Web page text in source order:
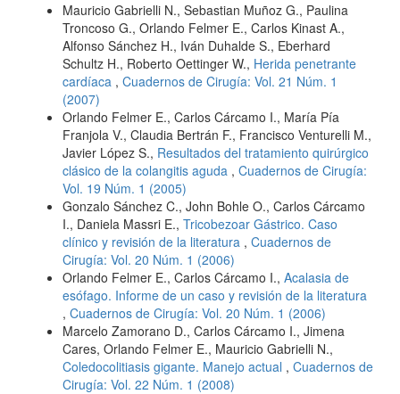
Mauricio Gabrielli N., Sebastian Muñoz G., Paulina
Troncoso G., Orlando Felmer E., Carlos Kinast A.,
Alfonso Sánchez H., Iván Duhalde S., Eberhard
Schultz H., Roberto Oettinger W., Herida penetrante
cardíaca , Cuadernos de Cirugía: Vol. 21 Núm. 1
(2007)
Orlando Felmer E., Carlos Cárcamo I., María Pía
Franjola V., Claudia Bertrán F., Francisco Venturelli M.,
Javier López S., Resultados del tratamiento quirúrgico
clásico de la colangitis aguda , Cuadernos de Cirugía:
Vol. 19 Núm. 1 (2005)
Gonzalo Sánchez C., John Bohle O., Carlos Cárcamo
I., Daniela Massri E., Tricobezoar Gástrico. Caso
clínico y revisión de la literatura , Cuadernos de
Cirugía: Vol. 20 Núm. 1 (2006)
Orlando Felmer E., Carlos Cárcamo I., Acalasia de
esófago. Informe de un caso y revisión de la literatura
, Cuadernos de Cirugía: Vol. 20 Núm. 1 (2006)
Marcelo Zamorano D., Carlos Cárcamo I., Jimena
Cares, Orlando Felmer E., Mauricio Gabrielli N.,
Coledocolitiasis gigante. Manejo actual , Cuadernos de
Cirugía: Vol. 22 Núm. 1 (2008)